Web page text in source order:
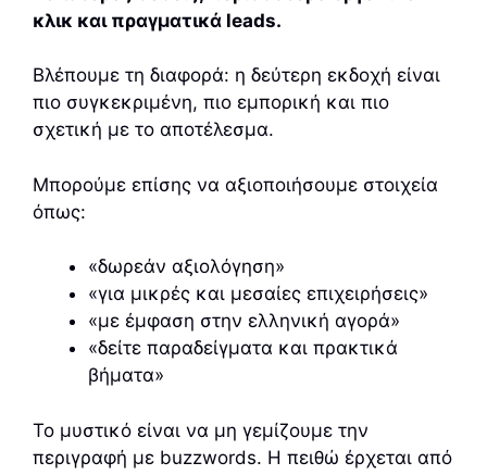
κλικ και πραγματικά leads.
Βλέπουμε τη διαφορά: η δεύτερη εκδοχή είναι
πιο συγκεκριμένη, πιο εμπορική και πιο
σχετική με το αποτέλεσμα.
Μπορούμε επίσης να αξιοποιήσουμε στοιχεία
όπως:
«δωρεάν αξιολόγηση»
«για μικρές και μεσαίες επιχειρήσεις»
«με έμφαση στην ελληνική αγορά»
«δείτε παραδείγματα και πρακτικά
βήματα»
Το μυστικό είναι να μη γεμίζουμε την
περιγραφή με buzzwords. Η πειθώ έρχεται από